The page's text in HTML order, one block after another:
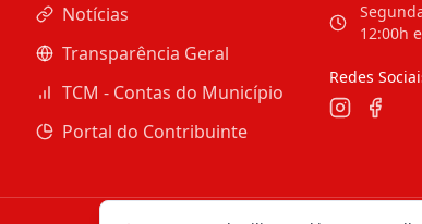
Notícias
Transparência Geral
TCM - Contas do Município
Portal do Contribuinte
12:00h
Redes